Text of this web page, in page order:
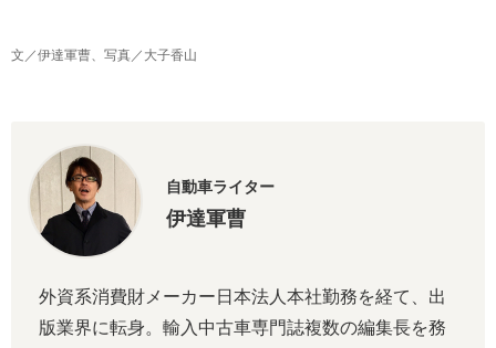
文／伊達軍曹、写真／大子香山
自動車ライター
伊達軍曹
外資系消費財メーカー日本法人本社勤務を経て、出
版業界に転身。輸入中古車専門誌複数の編集長を務